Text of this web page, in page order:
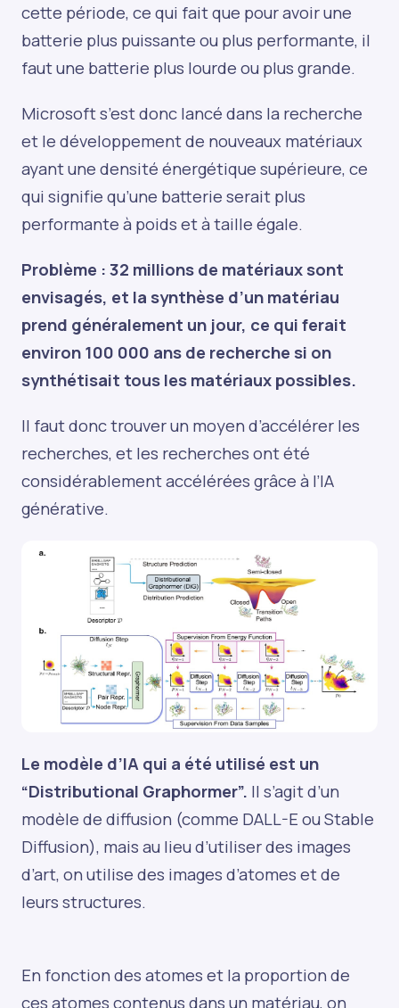
cette période, ce qui fait que pour avoir une
batterie plus puissante ou plus performante, il
faut une batterie plus lourde ou plus grande.
Microsoft s’est donc lancé dans la recherche
et le développement de nouveaux matériaux
ayant une densité énergétique supérieure, ce
qui signifie qu’une batterie serait plus
performante à poids et à taille égale.
Problème : 32 millions de matériaux sont
envisagés, et la synthèse d’un matériau
prend généralement un jour, ce qui ferait
environ 100 000 ans de recherche si on
synthétisait tous les matériaux possibles.
Il faut donc trouver un moyen d’accélérer les
recherches, et les recherches ont été
considérablement accélérées grâce à l’IA
générative.
Le modèle d’IA qui a été utilisé est un
“Distributional Graphormer”. Il s’agit d’un
modèle de diffusion (comme DALL-E ou Stable
Diffusion), mais au lieu d’utiliser des images
d’art, on utilise des images d’atomes et de
leurs structures.
En fonction des atomes et la proportion de
ces atomes contenus dans un matériau, on